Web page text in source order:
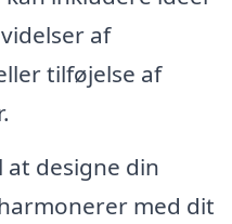
af
tilføjelse af
at designe din
med dit